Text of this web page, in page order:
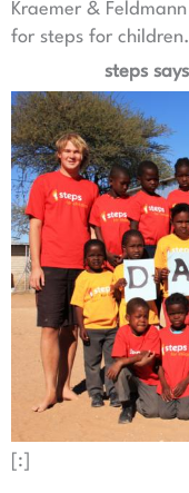
Kraemer &
for steps for children.
steps
[:]